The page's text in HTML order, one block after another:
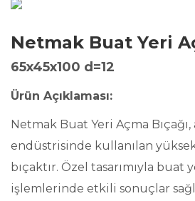
Netmak Buat Yeri
65x45x100 d=12
Ürün Açıklaması:
Netmak Buat Yeri Açma
endüstrisinde kullanılan
bıçaktır. Özel tasarımıyla buat
işlemlerinde etkili sonuçlar